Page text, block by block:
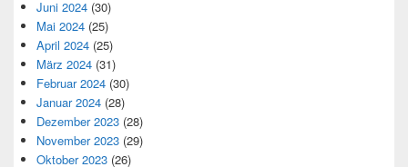
Juni 2024 (30)
Mai 2024 (25)
April 2024 (25)
März 2024 (31)
Februar 2024 (30)
Januar 2024 (28)
Dezember 2023 (28)
November 2023 (29)
Oktober 2023 (26)